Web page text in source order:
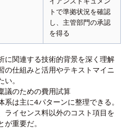
トで準拠状況を確認
し、主管部門の承認
を得る
に関連する技術的背景を深く理解
の仕組みと活用やテキストマイニ
。
議のための費用試算
は主に4パターンに整理できる。
ライセンス料以外のコスト項目を
重要だ。